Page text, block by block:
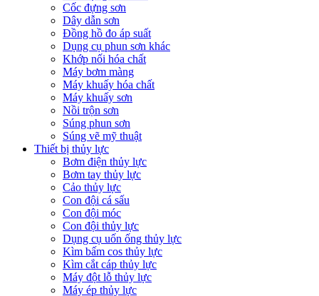
Cốc đựng sơn
Dây dẫn sơn
Đồng hồ đo áp suất
Dụng cụ phun sơn khác
Khớp nối hóa chất
Máy bơm màng
Máy khuấy hóa chất
Máy khuấy sơn
Nồi trộn sơn
Súng phun sơn
Súng vẽ mỹ thuật
Thiết bị thủy lực
Bơm điện thủy lực
Bơm tay thủy lực
Cảo thủy lực
Con đội cá sấu
Con đội móc
Con đội thủy lực
Dụng cụ uốn ống thủy lực
Kìm bấm cos thủy lực
Kìm cắt cáp thủy lực
Máy đột lỗ thủy lực
Máy ép thủy lực